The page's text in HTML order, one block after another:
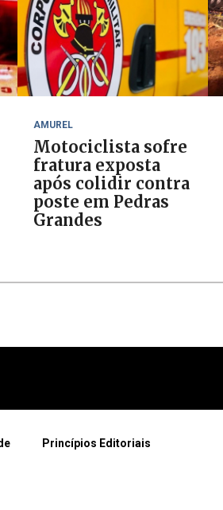
AMUREL
Motociclista sofre
fratura exposta
após colidir contra
poste em Pedras
Grandes
Princípios Editoriais